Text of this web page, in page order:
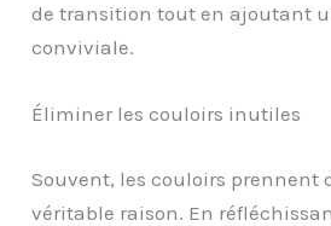
de transition tout en ajoutant
conviviale.
Éliminer les couloirs inutiles
Souvent, les couloirs prennent
véritable raison. En